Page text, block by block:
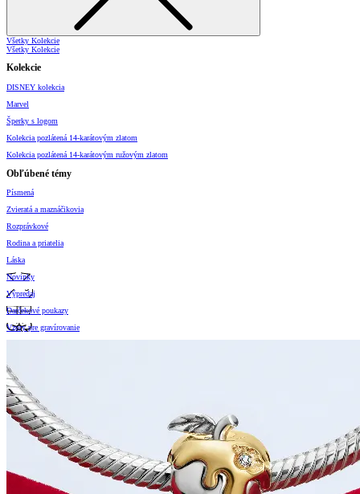
Všetky Kolekcie
Všetky Kolekcie
Kolekcie
DISNEY kolekcia
Marvel
Šperky s logom
Kolekcia pozlátená 14-karátovým zlatom
Kolekcia pozlátená 14-karátovým ružovým zlatom
Obľúbené témy
Písmená
Zvieratá a maznáčikovia
Rozprávkové
Rodina a priatelia
Láska
Novinky
Výpredaj
Darčekové poukazy
Vzory pre gravírovanie